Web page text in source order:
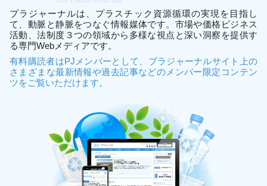
プラジャーナルは、プラスチック資源循環の実現を目指し
て、動脈と静脈をつなぐ情報媒体です。市場や価格ビジネス
活動、法制度３つの領域から多様な視点と深い洞察を提供す
る専門Webメディアです。
有料購読者はPJメンバーとして、プラジャーナルサイト上の
さまざまな最新情報や過去記事などのメンバー限定コンテン
ツをご覧いただけます。